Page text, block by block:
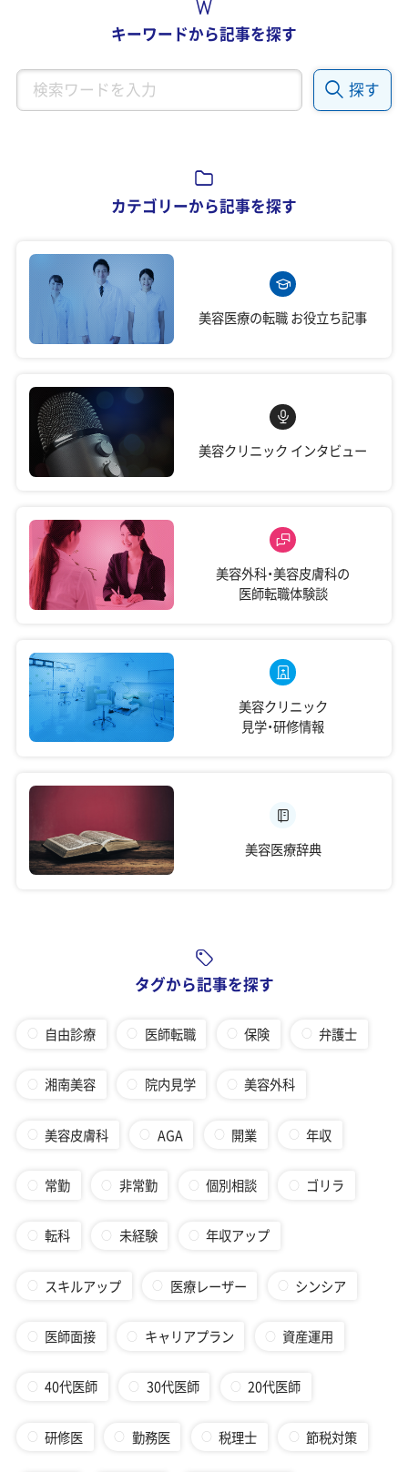
キーワードから記事を探す
探す
カテゴリーから記事を探す
美容医療の転職お役立ち記事
美容クリニック インタビュー
美容外科・美容皮膚科の
医師転職体験談
美容クリニック
見学・研修情報
美容医療辞典
タグから記事を探す
自由診療 医師転職 保険 弁護士
湘南美容 院内見学 美容外科
美容皮膚科 AGA 開業 年収
常勤 非常勤 個別相談 ゴリラ
転科 未経験 年収アップ
スキルアップ 医療レーザー シンシア
医師面接 キャリアプラン 資産運用
40代医師 30代医師 20代医師
研修医 勤務医 税理士 節税対策